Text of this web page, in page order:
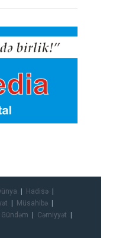
Hadisə
Müsahibə
Gündəm
Cəmiyyət